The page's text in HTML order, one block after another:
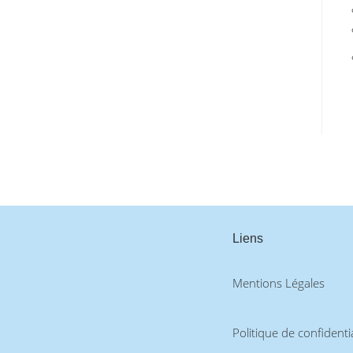
Liens
Mentions Légales
Politique de